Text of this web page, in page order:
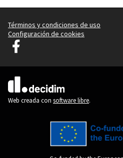
Términos y condiciones de uso
Configuración de cookies
Decidim Ljubljana en Facebook
(Enlace externo)
Web creada con software libre.